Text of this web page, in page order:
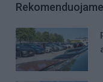
Rekomenduojame